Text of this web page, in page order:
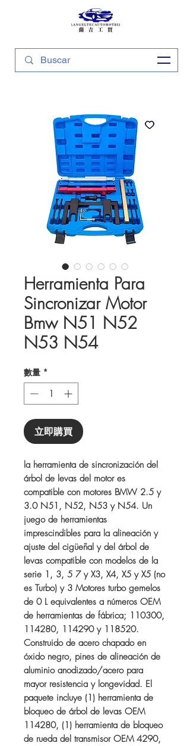
Herramienta Para
Sincronizar Motor
Bmw N51 N52
N53 N54
數量 *
立即購買
la herramienta de sincronización del
árbol de levas del motor es
compatible con motores BMW 2.5 y
3.0 N51, N52, N53 y N54. Un
juego de herramientas
imprescindibles para la alineación y
ajuste del cigüeñal y del árbol de
levas compatible con modelos de la
serie 1, 3, 5 7 y X3, X4, X5 y X5 (no
es Turbo) y 3 Motores turbo gemelos
de 0 L equivalentes a números OEM
de herramientas de fábrica; 110300,
114280, 114290 y 118520.
Construido de acero chapado en
óxido negro, pines de alineación de
aluminio anodizado/acero para
mayor resistencia y longevidad. El
paquete incluye (1) herramienta de
bloqueo de árbol de levas OEM
114280, (1) herramienta de bloqueo
de rueda del transmisor OEM 4290,